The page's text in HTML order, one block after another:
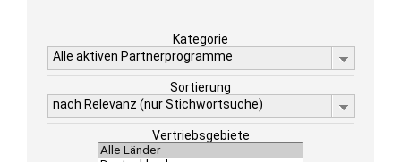
Kategorie
Alle aktiven Partnerprogramme
Sortierung
nach Relevanz (nur Stichwortsuche)
Vertriebsgebiete